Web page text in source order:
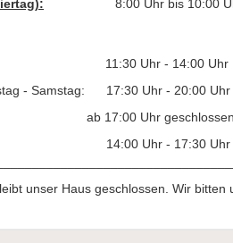
8:00 Uhr bis 10:00
11:30 Uhr - 14:00 Uhr
- Samstag: 17:30 Uhr - 20:00 Uhr
ab 17:00 Uhr geschlossen
14:00 Uhr - 17:30 Uhr
unser Haus geschlossen. Wir bitten